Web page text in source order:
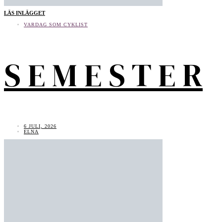
LÄS INLÄGGET
VARDAG SOM CYKLIST
S E M E S T E R
6 JULI, 2026
ELNA